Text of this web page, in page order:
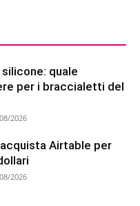
quale
per i braccialetti del
2026
Airtable per
2026